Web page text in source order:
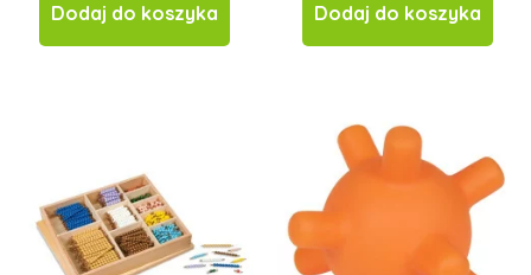
Dodaj do koszyka Dodaj do koszyka